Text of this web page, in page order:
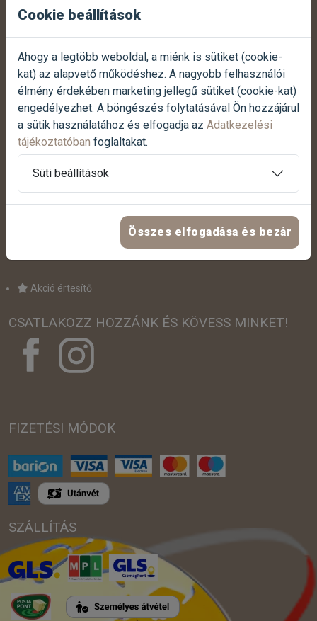
SZEMÉLYES ÁTVÉTEL:
1038 Budapest, Szentendrei út 307.
NYITVATARTÁS:
Hétfőtől-péntekig:07:00 - 17:00
Szombaton:
07:30 - 12:00
Vasárnap:Zárva
Termék reklamáció bejelentése
Panasz bejelentése
Akció értesítő
CSATLAKOZZ HOZZÁNK ÉS KÖVESS MINKET!
FIZETÉSI MÓDOK
SZÁLLÍTÁS
Cookie beállítások
Ahogy a legtöbb weboldal, a miénk is sütiket (cookie-
kat) az alapvető működéshez. A nagyobb felhasználói
élmény érdekében marketing jellegű sütiket (cookie-kat)
engedélyezhet. A böngészés folytatásával Ön hozzájárul
a sütik használatához és elfogadja az Adatkezelési
tájékoztatóban foglaltakat.
Süti beállítások
Összes elfogadása és bezár